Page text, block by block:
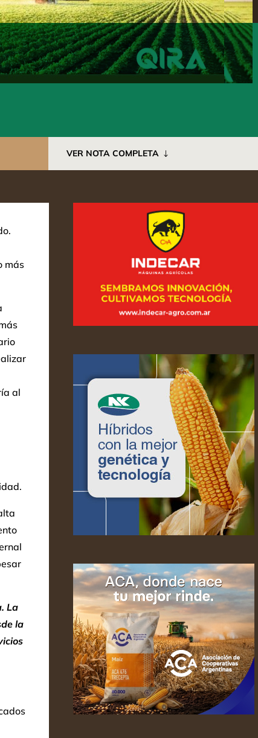
VER NOTA COMPLETA
más
al
La
la